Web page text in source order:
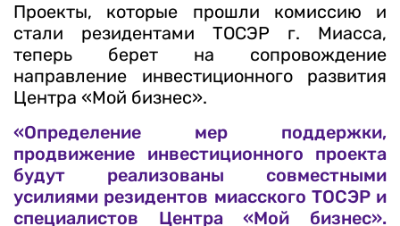
Проекты, которые прошли комиссию и
стали резидентами ТОСЭР г. Миасса,
теперь берет на сопровождение
направление инвестиционного развития
Центра «Мой бизнес».
«Определение мер поддержки,
продвижение инвестиционного проекта
будут реализованы совместными
усилиями резидентов миасского ТОСЭР и
специалистов Центра «Мой бизнес».